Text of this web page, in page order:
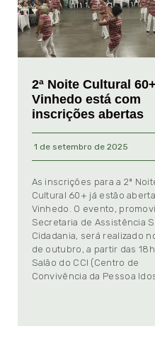
2ª Noite Cultural
Vinhedo está com
inscrições abertas
1 de setembro de 2025
As inscrições para a 2ª
Cultural 60+ já estão
Vinhedo. O evento,
Secretaria de Assistência
Cidadania, será realizado
de outubro, a partir das
Salão do CCI (Centro de
Convivência da Pessoa